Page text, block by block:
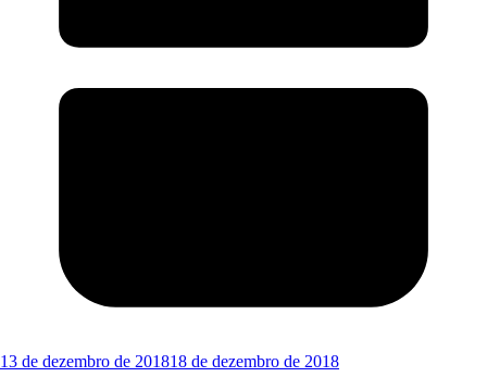
13 de dezembro de 201818 de dezembro de 2018